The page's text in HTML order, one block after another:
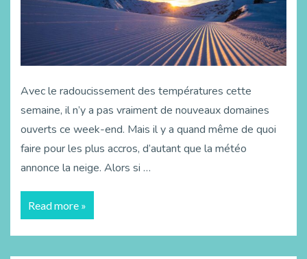
Avec le radoucissement des températures cette
semaine, il n’y a pas vraiment de nouveaux domaines
ouverts ce week-end. Mais il y a quand même de quoi
faire pour les plus accros, d’autant que la météo
annonce la neige. Alors si …
Read more »